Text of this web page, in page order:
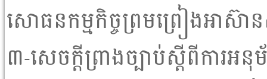
សោធនកម្មកិច្ចព្រមព្រៀងអាស៊ា
៣-សេចក្តីព្រាងច្បាប់ស្តីពីការ